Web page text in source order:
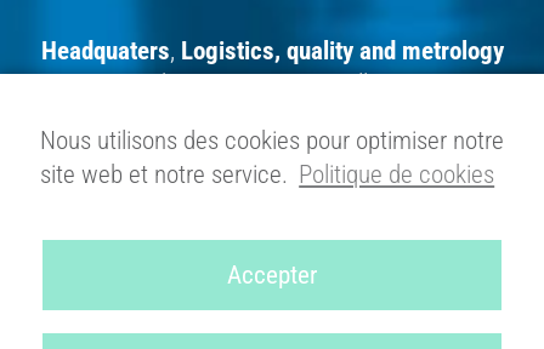
Nous utilisons des cookies pour optimiser notre
site web et notre service. Politique de cookies
Accepter
Headquaters, Logistics, quality and metrology
55 route des Futaies 74370 Villaz - France
Gesellschaftssitz,Logistik,
des Futaies 74370 Villaz - Frankreich
Pour nous contacter